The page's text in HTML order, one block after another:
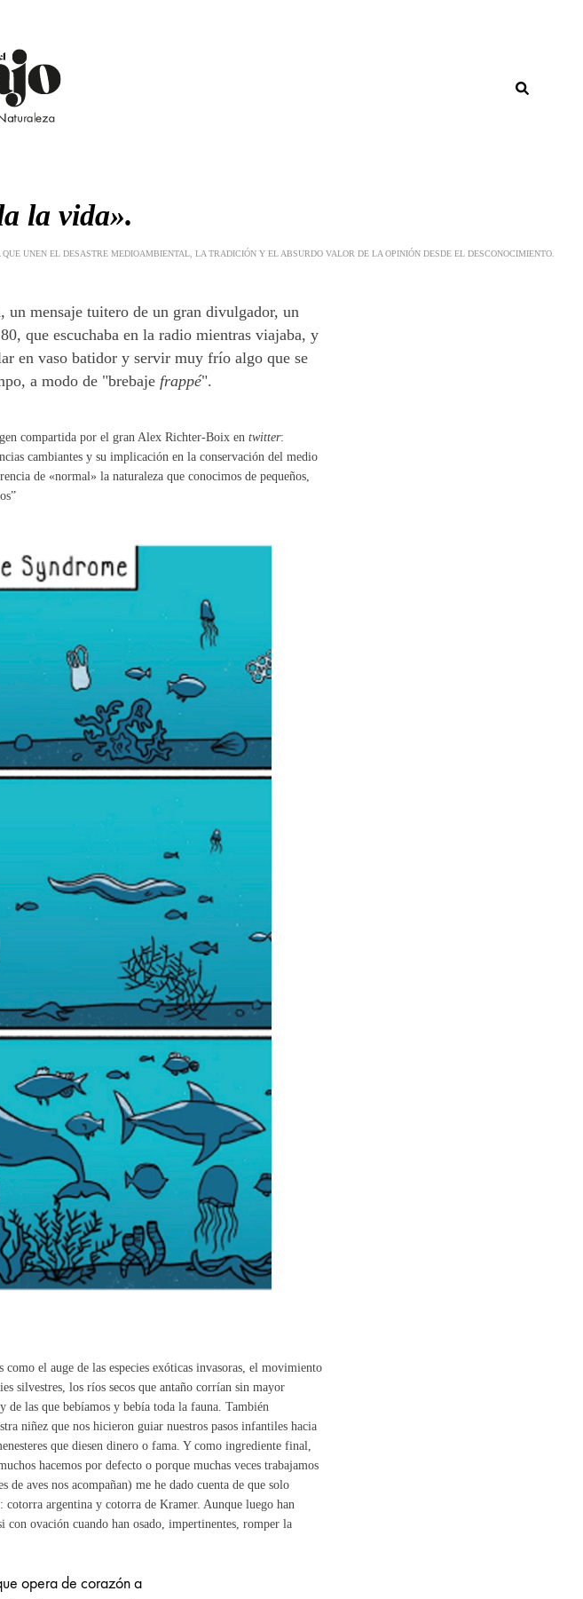
la vida».
UNEN EL DESASTRE MEDIOAMBIENTAL, LA TRADICIÓN Y EL ABSURDO VALOR DE LA OPINIÓN DESDE EL DESCONOCIMIENTO.
un mensaje tuitero de un gran divulgador, un
que escuchaba en la radio mientras viajaba, y
en vaso batidor y servir muy frío algo que se
a modo de "brebaje frappé".
compartida por el gran Alex Richter-Boix en twitter:
cambiantes y su implicación en la conservación del medio
de «normal» la naturaleza que conocimos de pequeños,
el auge de las especies exóticas invasoras, el movimiento
silvestres, los ríos secos que antaño corrían sin mayor
de las que bebíamos y bebía toda la fauna. También
niñez que nos hicieron guiar nuestros pasos infantiles hacia
que diesen dinero o fama. Y como ingrediente final,
hacemos por defecto o porque muchas veces trabajamos
de aves nos acompañan) me he dado cuenta de que solo
cotorra argentina y cotorra de Kramer. Aunque luego han
con ovación cuando han osado, impertinentes, romper la
opera de corazón a